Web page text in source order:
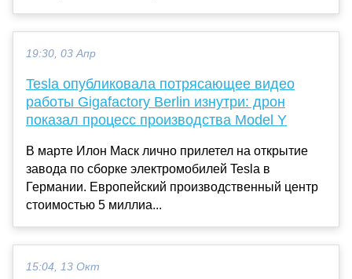
19:30, 03 Апр
Tesla опубликовала потрясающее видео
работы Gigafactory Berlin изнутри: дрон
показал процесс производства Model Y
В марте Илон Маск лично прилетел на открытие
завода по сборке электромобилей Tesla в
Германии. Европейский производственный центр
стоимостью 5 миллиа...
15:04, 13 Окт